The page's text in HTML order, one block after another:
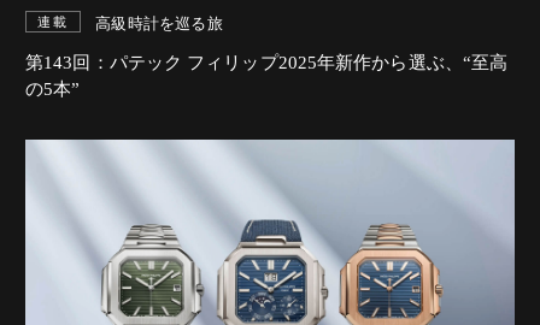
連載 高級時計を巡る旅
第143回：パテック フィリップ2025年新作から選ぶ、“至高
の5本”